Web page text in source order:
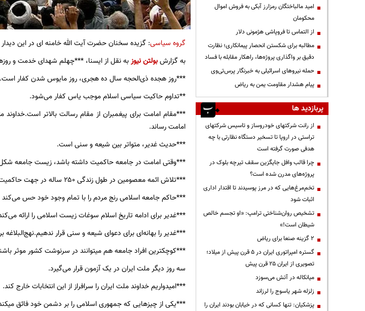
گروه سیاسی: گزیده سخنان حضرت آیت الله خامنه ای در این
به گزارشبولتن نیوزبه نقل از ایسنا، ***چهلم شهدای خدمت و
***روز هجده ذی‌الحجه سال ده هجری، روز مایوس شدن کفار است.
**تداوم حاکیت سیاسی اسلام موجب یاس کفار می‌شود.
***مقام امامت برای پیغمبران از مقام رسالت بالاتر
امامت رساند.
***حدیث غدیر، متواتر بین شیعه و سنی است.
***وقتی امامت در جامعه حاکمیت داشته باشد، زیست جامعه شکل
***تلاش ائمه معصومین در طول زندگی ۲۵۰ ساله در جهت حاکمیت اسلام، برای گسترش زیست اسلامی بوده است.
***حاکم جامعه اسلامی رنج مردم را با تمام وجود خود حس می‌کند
***غدیر برای ادامه تاریخ اسلام سوغات زیست اسلامی را ارائه
***غدیر را بهانه‌ای برای دعوای شیعه و سنی قرار
***کوچکترین افراد جامعه هم میتوانند در سرنوشت کشور موثر
سه روز دیگر ملت ایران در یک آزمون قرار می‌گیرد.
***امیدواریم خداوند ملت ایران را سرافراز از این انتخابات خارج کند.
***یکی از چیزهایی که جمهوری اسلامی را بر دشمن خود فائق
امید مالباختگان رمزارز آبکی به فروش اموال
محکومان
از التماس تا فروپاشی هژمونی دلار
مطالبه برای شکستن انحصار پیمانکاری؛ نظارت
دقیق بر واگذاری پروژه‌ها، راهکار مقابله با فساد
حمله نیروهای اسرائیلی به خبرنگار پرس‌تی‌وی
پیام هشدار مقاومت یمن به ریاض
پربازدید ها
از رانت‌ شرکتهای خودروساز و تاسیس شرکتهای
تراستی در اروپا تا تسخیر دستگاه نظارتی با چه
هدفی صورت گرفته است
چرا قالب وافل جایگزین سقف تیرچه بلوک در
پروژه‌های مدرن شده است؟
تخم‌مرغ‌هایی که در مرز پوسیدند تا اقتدار اداری
اثبات شود
تشخیص روان‌شناختی ترامپ: «او تجسم خالص
شیطان است!»
۲ گزینه صنعا برای ریاض
گستره امپراتوری ایران در ۵ قرن پیش از میلاد؛
تصویری از ایران ۲۵ قرن پیش
میانکاله در آتش می‌سوزد
زلزله شهر یاسوج را لرزاند
پزشکیان: تنها کسانی که در خیابان بودند ایران را